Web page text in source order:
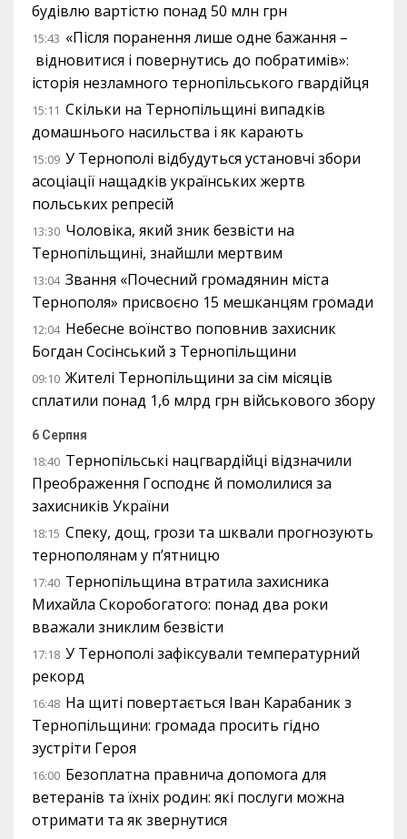
будівлю вартістю понад 50 млн грн
15:43 «Після поранення лише одне бажання –
відновитися і повернутись до побратимів»:
історія незламного тернопільського гвардійця
15:11 Скільки на Тернопільщині випадків
домашнього насильства і як карають
15:09 У Тернополі відбудуться установчі збори
асоціації нащадків українських жертв
польських репресій
13:30 Чоловіка, який зник безвісти на
Тернопільщині, знайшли мертвим
13:04 Звання «Почесний громадянин міста
Тернополя» присвоєно 15 мешканцям громади
12:04 Небесне воїнство поповнив захисник
Богдан Сосінський з Тернопільщини
09:10 Жителі Тернопільщини за сім місяців
сплатили понад 1,6 млрд грн військового збору
6 Серпня
18:40 Тернопільські нацгвардійці відзначили
Преображення Господнє й помолилися за
захисників України
18:15 Спеку, дощ, грози та шквали прогнозують
тернополянам у п’ятницю
17:40 Тернопільщина втратила захисника
Михайла Скоробогатого: понад два роки
вважали зниклим безвісти
17:18 У Тернополі зафіксували температурний
рекорд
16:48 На щиті повертається Іван Карабаник з
Тернопільщини: громада просить гідно
зустріти Героя
16:00 Безоплатна правнича допомога для
ветеранів та їхніх родин: які послуги можна
отримати та як звернутися